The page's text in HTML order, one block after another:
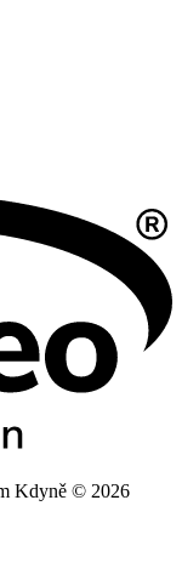
Kdyně © 2026